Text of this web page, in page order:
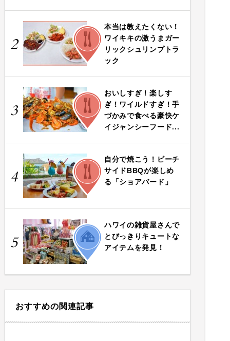
2
FOOD
本当は教えたくない！
ワイキキの激うまガー
リックシュリンプトラ
ック
3
FOOD
おいしすぎ！楽しす
ぎ！ワイルドすぎ！手
づかみで食べる豪快ケ
イジャンシーフード...
4
FOOD
自分で焼こう！ビーチ
サイドBBQが楽しめ
る「ショアバード」
5
LIFE
ハワイの雑貨屋さんで
とびっきりキュートな
アイテムを発見！
おすすめの関連記事